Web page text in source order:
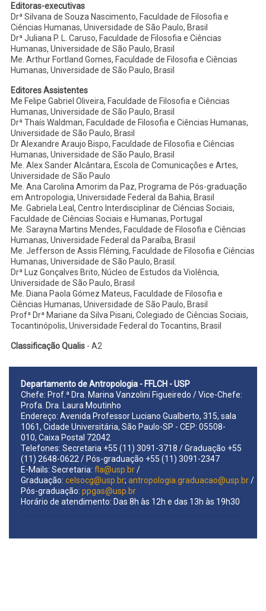
Editoras-executivas
Drª Silvana de Souza Nascimento, Faculdade de Filosofia e
Ciências Humanas, Universidade de São Paulo, Brasil
Drª Juliana P. L. Caruso, Faculdade de Filosofia e Ciências
Humanas, Universidade de São Paulo, Brasil
Me. Arthur Fortland Gomes, Faculdade de Filosofia e Ciências
Humanas, Universidade de São Paulo, Brasil
Editores Assistentes
Me Felipe Gabriel Oliveira, Faculdade de Filosofia e Ciências
Humanas, Universidade de São Paulo, Brasil
Drª Thaís Waldman, Faculdade de Filosofia e Ciências Humanas,
Universidade de São Paulo, Brasil
Dr Alexandre Araujo Bispo, Faculdade de Filosofia e Ciências
Humanas, Universidade de São Paulo, Brasil
Me. Alex Sander Alcântara, Escola de Comunicações e Artes,
Universidade de São Paulo
Me. Ana Carolina Amorim da Paz, Programa de Pós-graduação
em Antropologia, Universidade Federal da Bahia, Brasil
Me. Gabriela Leal, Centro Interdisciplinar de Ciências Sociais,
Faculdade de Ciências Sociais e Humanas, Portugal
Me. Sarayna Martins Mendes, Faculdade de Filosofia e Ciências
Humanas, Universidade Federal da Paraíba, Brasil
Me. Jefferson de Assis Fléming, Faculdade de Filosofia e Ciências
Humanas, Universidade de São Paulo, Brasil.
Drª Luz Gonçalves Brito, Núcleo de Estudos da Violência,
Universidade de São Paulo, Brasil
Me. Diana Paola Gómez Mateus, Faculdade de Filosofia e
Ciências Humanas, Universidade de São Paulo, Brasil
Profª Drª Mariane da Silva Pisani, Colegiado de Ciências Sociais,
Tocantinópolis, Universidade Federal do Tocantins, Brasil
Classificação Qualis - A2
Departamento de Antropologia - FFLCH - USP
Chefe: Prof.ª Dra. Marina Vanzolini Figueiredo / Vice-Chefe:
Profa. Dra. Laura Moutinho
Endereço: Avenida Professor Luciano Gualberto, 315, sala
1061, Cidade Universitária, São Paulo-SP - CEP: 05508-
010, Caixa Postal 72042
Telefones: Secretaria +55 (11) 3091-3718 / Graduação +55
(11) 2648-0622 / Pós-graduação +55 (11) 3091-2347
E-Mails: Secretaria: fla@usp.br/
Graduação: celsocg@usp.br; antropologia.graduacao@usp.br/
Pós-graduação: ppgas@usp.br
Horário de atendimento: Das 8h às 12h e das 13h às 19h30